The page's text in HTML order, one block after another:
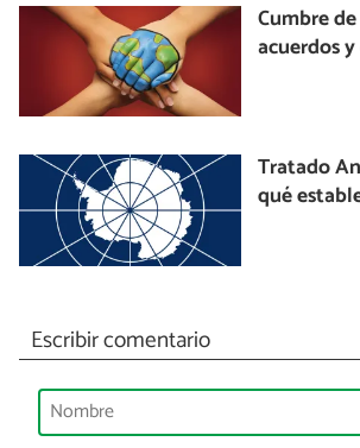
Cumbre
acuerdos
Tratado
qué
Escribir comentario